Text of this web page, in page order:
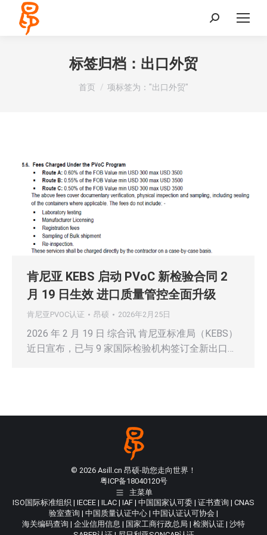
Search:
标签归档： 出口外贸
您在这里：
首页 项标签为："出口外贸"
肯尼亚 KEBS 启动 PVoC 新检验合同 2
月 19 日生效 进口质量管控全面升级
肯尼亚PVOC认证 昂硕 2026年2月25日
2026 年 2 月 19 日 综合讯 肯尼亚标准局（KEBS）
近日宣布，已与 9 家国际检验机构签订全新出口…
© 2026 Asill.cn 昂硕-助您走向世界！
粤ICP备18040120号
主菜单
ISO国际标准组织 | IECEE | ILAC | IAF | 中国国家认可委 | 证书查询 | CNAS
验室查询 | 中国质量认证中心 | 中国认证认可协会 |
海关编码查询 | 企业信用信息 | 国家工商行政总局 | 检测认证 | 沙特